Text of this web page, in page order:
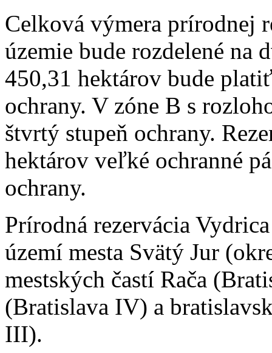
Celková výmera prírodnej
územie bude rozdelené na
450,31 hektárov bude
ochrany. V zóne B s
štvrtý stupeň ochrany.
hektárov veľké ochranné
ochrany.
Prírodná rezervácia
území mesta Svätý Jur
mestských častí Rača
(Bratislava IV) a
III).